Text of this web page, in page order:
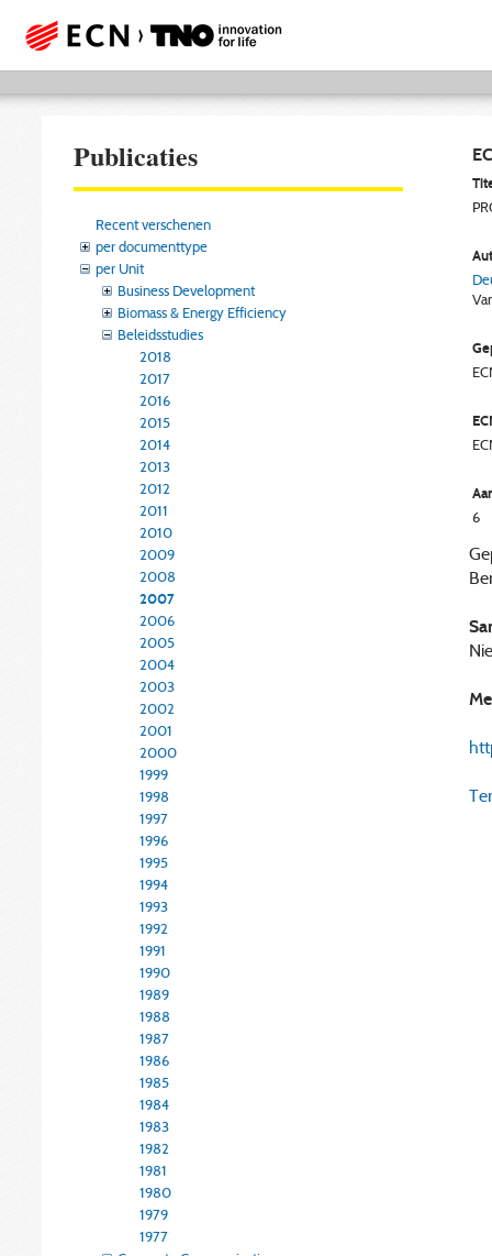
Publicaties
Recent verschenen
per documenttype
per Unit
Business Development
Biomass & Energy Efficiency
Beleidsstudies
2018
2017
2016
2015
2014
2013
2012
2011
2010
2009
2008
2007
2006
2005
2004
2003
2002
2001
2000
1999
1998
1997
1996
1995
1994
1993
1992
1991
1990
1989
1988
1987
1986
1985
1984
1983
1982
1981
1980
1979
1977
6